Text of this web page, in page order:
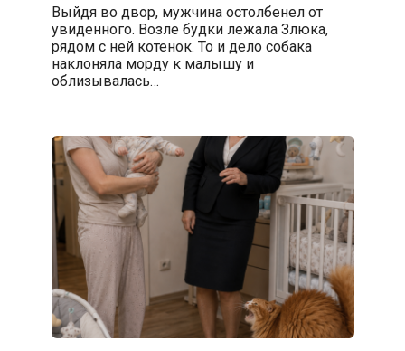
Выйдя во двор, мужчина остолбенел от
увиденного. Возле будки лежала Злюка,
рядом с ней котенок. То и дело собака
наклоняла морду к малышу и
облизывалась…